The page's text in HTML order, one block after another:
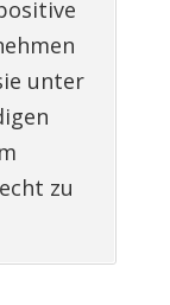
unter
zu